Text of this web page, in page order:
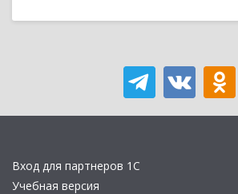
Вход для партнеров 1С
Учебная версия